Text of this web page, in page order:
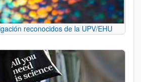
reconocidos de la UPV/EHU